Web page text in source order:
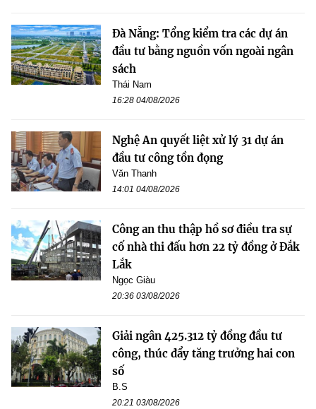
Đà Nẵng: Tổng kiểm tra các dự án
đầu tư bằng nguồn vốn ngoài ngân
sách
Thái Nam
16:28 04/08/2026
Nghệ An quyết liệt xử lý 31 dự án
đầu tư công tồn đọng
Văn Thanh
14:01 04/08/2026
Công an thu thập hồ sơ điều tra sự
cố nhà thi đấu hơn 22 tỷ đồng ở Đắk
Lắk
Ngọc Giàu
20:36 03/08/2026
Giải ngân 425.312 tỷ đồng đầu tư
công, thúc đẩy tăng trưởng hai con
số
B.S
20:21 03/08/2026